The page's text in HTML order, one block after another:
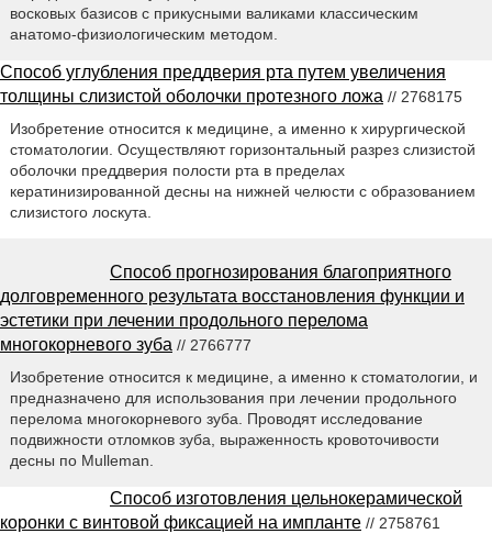
восковых базисов с прикусными валиками классическим
анатомо-физиологическим методом.
Способ углубления преддверия рта путем увеличения
толщины слизистой оболочки протезного ложа // 2768175
Изобретение относится к медицине, а именно к хирургической
стоматологии. Осуществляют горизонтальный разрез слизистой
оболочки преддверия полости рта в пределах
кератинизированной десны на нижней челюсти с образованием
слизистого лоскута.
Способ прогнозирования благоприятного
долговременного результата восстановления функции и
эстетики при лечении продольного перелома
многокорневого зуба // 2766777
Изобретение относится к медицине, а именно к стоматологии, и
предназначено для использования при лечении продольного
перелома многокорневого зуба. Проводят исследование
подвижности отломков зуба, выраженность кровоточивости
десны по Mulleman.
Способ изготовления цельнокерамической
коронки с винтовой фиксацией на импланте // 2758761